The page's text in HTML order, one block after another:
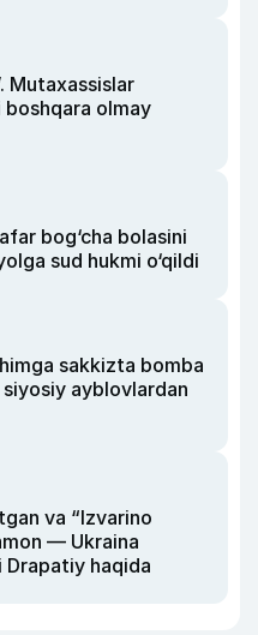
Mutaxassislar
olmay
bog‘cha bolasini
sud hukmi o‘qildi
sakkizta bomba
siyosiy ayblovlardan
va “Izvarino
— Ukraina
Drapatiy haqida